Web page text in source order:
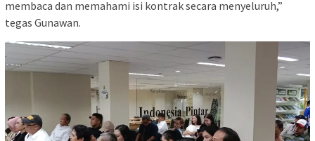
membaca dan memahami isi kontrak secara menyeluruh,”
tegas Gunawan.